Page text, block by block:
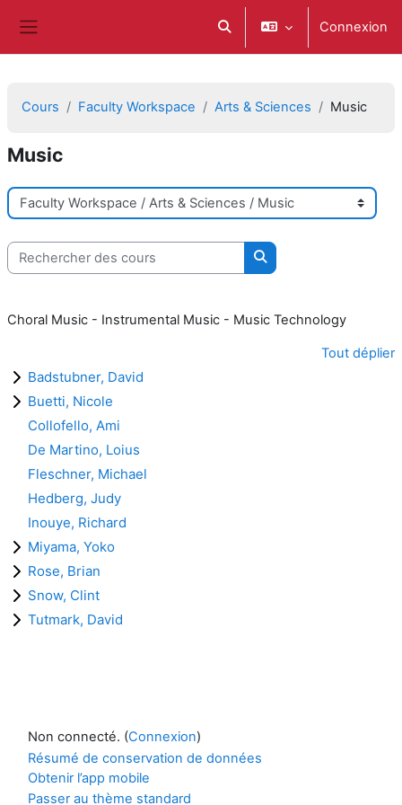
Activer/désactiver la saisie
Connexion
Cours Faculty Workspace Arts & Sciences Music
Music
Catégories de cours
Rechercher des cours
Rechercher des cours
Choral Music - Instrumental Music - Music Technology
Tout déplier
Badstubner, David
Buetti, Nicole
Collofello, Ami
De Martino, Loius
Fleschner, Michael
Hedberg, Judy
Inouye, Richard
Miyama, Yoko
Rose, Brian
Snow, Clint
Tutmark, David
Non connecté. (Connexion)
Résumé de conservation de données
Obtenir l’app mobile
Passer au thème standard